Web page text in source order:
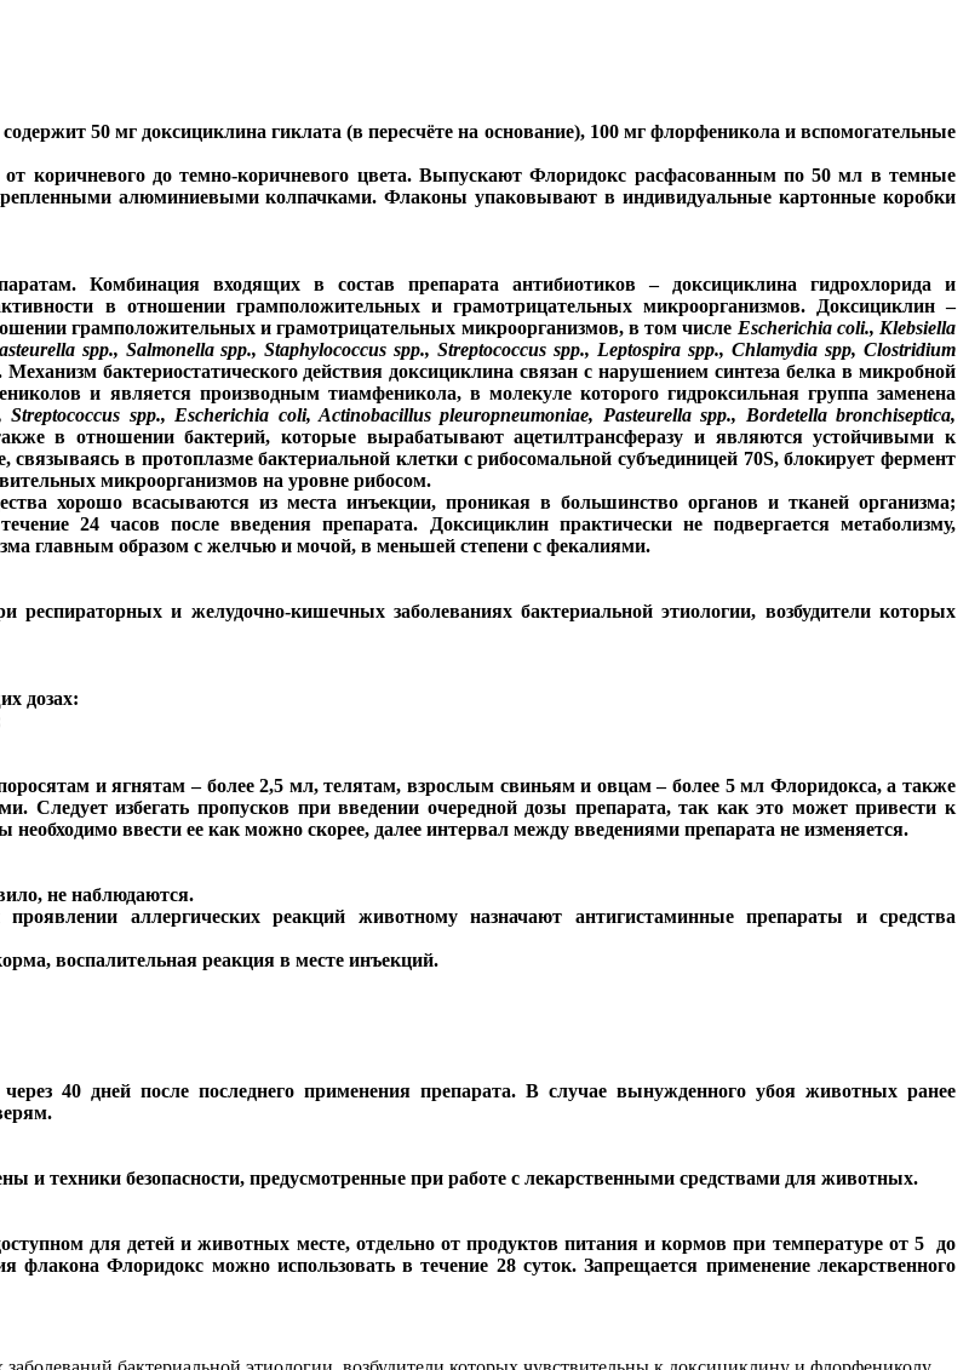
50 мг доксициклина гиклата (в пересчёте на основание), 100 мг флорфеникола и вспомогательные
коричневого до темно-коричневого цвета. Выпускают Флоридокс расфасованным по 50 мл в темные
алюминиевыми колпачками. Флаконы упаковывают в индивидуальные картонные коробки
Комбинация входящих в состав препарата антибиотиков – доксициклина гидрохлорида и
в отношении грамположительных и грамотрицательных микроорганизмов. Доксициклин –
грамположительных и грамотрицательных микроорганизмов, в том числе Escherichia coli., Klebsiella
spp., Salmonella spp., Staphylococcus spp., Streptococcus spp., Leptospira spp., Chlamydia spp, Clostridium
Механизм бактериостатического действия доксициклина связан с нарушением синтеза белка в микробной
и является производным тиамфеникола, в молекуле которого гидроксильная группа заменена
Streptococcus spp., Escherichia coli, Actinobacillus pleuropneumoniae, Pasteurella spp., Bordetella bronchiseptica,
в отношении бактерий, которые вырабатывают ацетилтрансферазу и являются устойчивыми к
в протоплазме бактериальной клетки с рибосомальной субъединицей 70S, блокирует фермент
микроорганизмов на уровне рибосом.
хорошо всасываются из места инъекции, проникая в большинство органов и тканей организма;
24 часов после введения препарата. Доксициклин практически не подвергается метаболизму,
главным образом с желчью и мочой, в меньшей степени с фекалиями.
и желудочно-кишечных заболеваниях бактериальной этиологии, возбудители которых
дозах:
и ягнятам – более 2,5 мл, телятам, взрослым свиньям и овцам – более 5 мл Флоридокса, а также
Следует избегать пропусков при введении очередной дозы препарата, так как это может привести к
ввести ее как можно скорее, далее интервал между введениями препарата не изменяется.
не наблюдаются.
аллергических реакций животному назначают антигистаминные препараты и средства
воспалительная реакция в месте инъекций.
40 дней после последнего применения препарата. В случае вынужденного убоя животных ранее
и техники безопасности, предусмотренные при работе с лекарственными средствами для животных.
для детей и животных месте, отдельно от продуктов питания и кормов при температуре от 5 до
Флоридокс можно использовать в течение 28 суток. Запрещается применение лекарственного